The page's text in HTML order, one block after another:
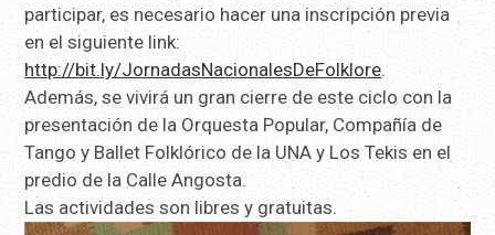
participar, es necesario hacer una inscripción previa
en el siguiente link:
http://bit.ly/JornadasNacionalesDeFolklore.
Además, se vivirá un gran cierre de este ciclo con la
presentación de la Orquesta Popular, Compañía de
Tango y Ballet Folklórico de la UNA y Los Tekis en el
predio de la Calle Angosta.
Las actividades son libres y gratuitas.